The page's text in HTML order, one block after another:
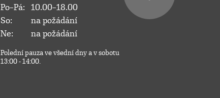
Po–Pá:
10.00–18.00
So:
na požádání
Ne:
na požádání
Polední pauza ve všední dny a v sobotu
13:00 - 14:00.